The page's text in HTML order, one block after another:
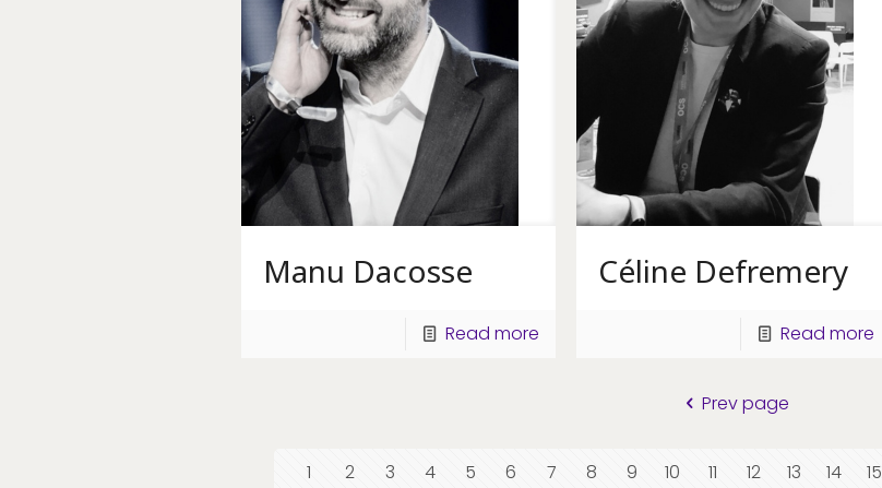
Manu Dacosse
Read more
Céline Defremery
Read more
Prev page
1 2 3 4 5 6 7 8 9 10 11 12 13 14 15